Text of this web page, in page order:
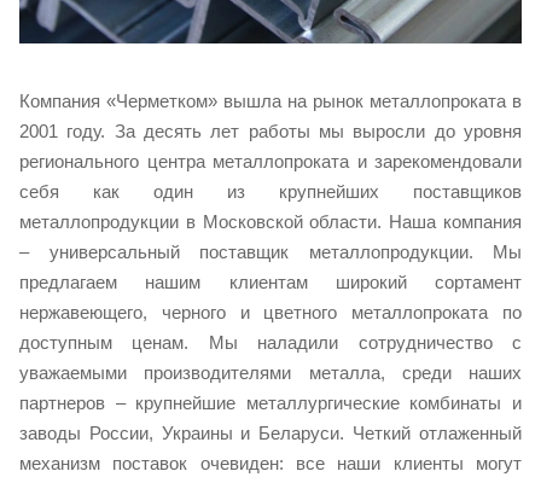
Компания «Черметком» вышла на рынок металлопроката в
2001 году. За десять лет работы мы выросли до уровня
регионального центра металлопроката и зарекомендовали
себя как один из крупнейших поставщиков
металлопродукции в Московской области. Наша компания
– универсальный поставщик металлопродукции. Мы
предлагаем нашим клиентам широкий сортамент
нержавеющего, черного и цветного металлопроката по
доступным ценам. Мы наладили сотрудничество с
уважаемыми производителями металла, среди наших
партнеров – крупнейшие металлургические комбинаты и
заводы России, Украины и Беларуси. Четкий отлаженный
механизм поставок очевиден: все наши клиенты могут